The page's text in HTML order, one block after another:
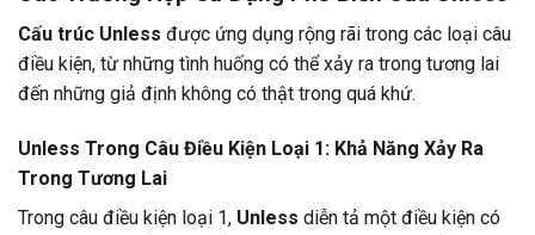
Cấu trúc Unless được ứng dụng rộng rãi trong các loại câu
điều kiện, từ những tình huống có thể xảy ra trong tương lai
đến những giả định không có thật trong quá khứ.
Unless Trong Câu Điều Kiện Loại 1: Khả Năng Xảy Ra
Trong Tương Lai
Trong câu điều kiện loại 1, Unless diễn tả một điều kiện có